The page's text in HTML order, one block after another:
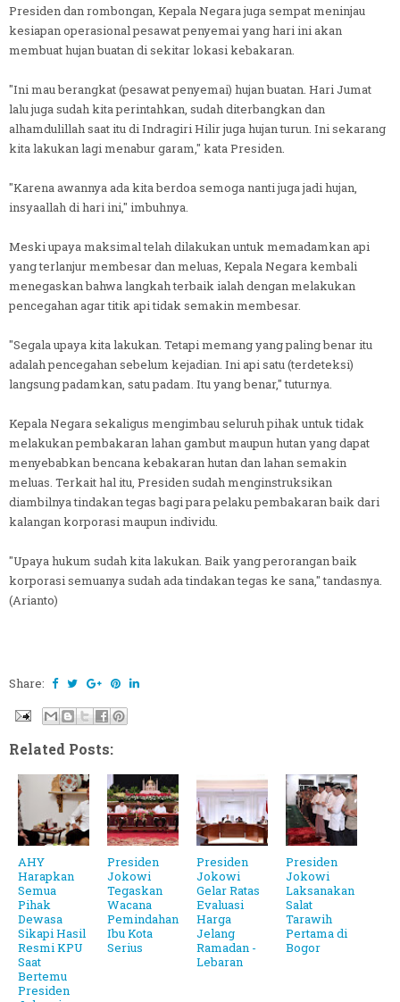
Presiden dan rombongan, Kepala Negara juga sempat meninjau
kesiapan operasional pesawat penyemai yang hari ini akan
membuat hujan buatan di sekitar lokasi kebakaran.
"Ini mau berangkat (pesawat penyemai) hujan buatan. Hari Jumat
lalu juga sudah kita perintahkan, sudah diterbangkan dan
alhamdulillah saat itu di Indragiri Hilir juga hujan turun. Ini sekarang
kita lakukan lagi menabur garam," kata Presiden.
"Karena awannya ada kita berdoa semoga nanti juga jadi hujan,
insyaallah di hari ini," imbuhnya.
Meski upaya maksimal telah dilakukan untuk memadamkan api
yang terlanjur membesar dan meluas, Kepala Negara kembali
menegaskan bahwa langkah terbaik ialah dengan melakukan
pencegahan agar titik api tidak semakin membesar.
"Segala upaya kita lakukan. Tetapi memang yang paling benar itu
adalah pencegahan sebelum kejadian. Ini api satu (terdeteksi)
langsung padamkan, satu padam. Itu yang benar," tuturnya.
Kepala Negara sekaligus mengimbau seluruh pihak untuk tidak
melakukan pembakaran lahan gambut maupun hutan yang dapat
menyebabkan bencana kebakaran hutan dan lahan semakin
meluas. Terkait hal itu, Presiden sudah menginstruksikan
diambilnya tindakan tegas bagi para pelaku pembakaran baik dari
kalangan korporasi maupun individu.
"Upaya hukum sudah kita lakukan. Baik yang perorangan baik
korporasi semuanya sudah ada tindakan tegas ke sana," tandasnya.
(Arianto)
Share:
Related Posts:
AHY
Harapkan
Semua
Pihak
Dewasa
Sikapi Hasil
Resmi KPU
Saat
Bertemu
Presiden
Presiden
Jokowi
Tegaskan
Wacana
Pemindahan
Ibu Kota
Serius
Presiden
Jokowi
Gelar Ratas
Evaluasi
Harga
Jelang
Ramadan -
Lebaran
Presiden
Jokowi
Laksanakan
Salat
Tarawih
Pertama di
Bogor